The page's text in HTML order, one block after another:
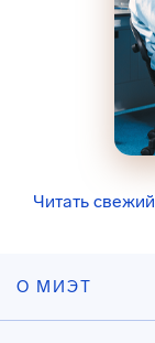
Читать
О МИЭТ